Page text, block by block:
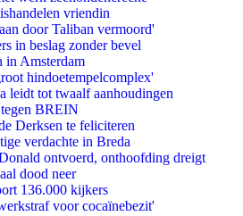
vriendin
door Taliban vermoord'
in beslag zonder bevel
in Amsterdam
hindoetempelcomplex'
leidt tot twaalf aanhoudingen
BREIN
Derksen te feliciteren
verdachte in Breda
ontvoerd, onthoofding dreigt
dood neer
136.000 kijkers
voor cocaïnebezit'